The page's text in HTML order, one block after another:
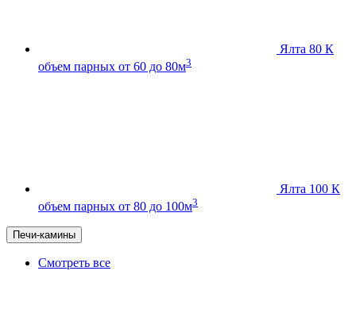
Ялта 80 К
объем парных от 60 до 80м3
Ялта 100 К
объем парных от 80 до 100м3
Печи-камины
Смотреть все